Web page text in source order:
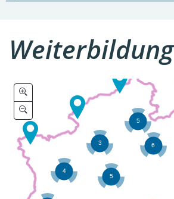
Weiterbildung